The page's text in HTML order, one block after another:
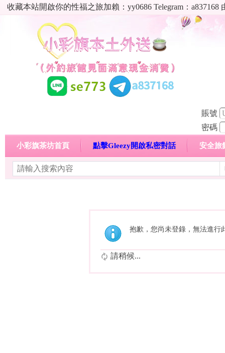
收藏本站開啟你的性福之旅加賴：yy0686 Telegram：
賬號
密碼
小彩旗茶坊首頁 點擊Gleezy開啟私密對話 安全旅
抱歉，您尚未登錄，無法進行
請稍候...